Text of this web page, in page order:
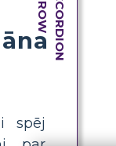
spēj